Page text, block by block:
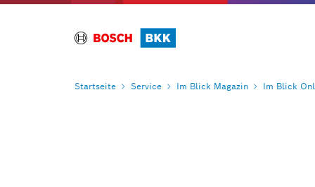
Startseite Service Im Blick Magazin Im Blick